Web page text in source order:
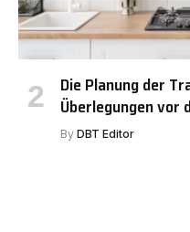
Die Planung der
Überlegungen vor
By DBT Editor